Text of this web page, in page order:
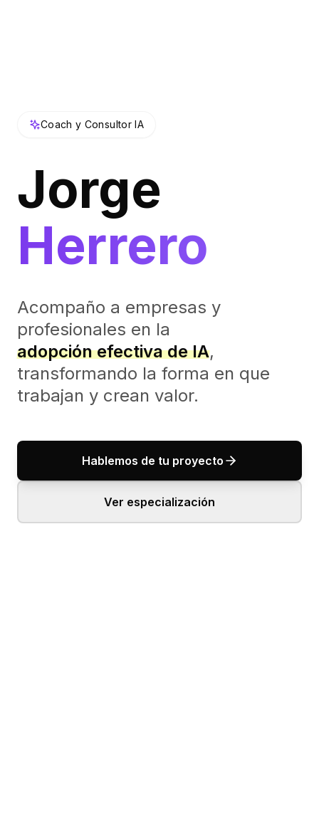
Coach y Consultor IA
Jorge
Herrero
Acompaño a empresas y
profesionales en la
adopción efectiva de IA,
transformando la forma en que
trabajan y crean valor.
Hablemos de tu proyecto
Ver especialización